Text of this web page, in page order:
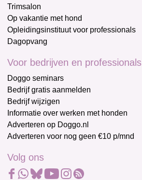
Trimsalon
Op vakantie met hond
Opleidingsinstituut voor professionals
Dagopvang
Voor bedrijven en professionals
Doggo seminars
Bedrijf gratis aanmelden
Bedrijf wijzigen
Informatie over werken met honden
Adverteren op Doggo.nl
Adverteren voor nog geen €10 p/mnd
Volg ons